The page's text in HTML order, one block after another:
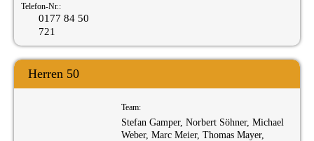
Telefon-Nr.:
0177 84 50
721
Herren 50
Team:
Stefan Gamper, Norbert Söhner, Michael
Weber, Marc Meier, Thomas Mayer,